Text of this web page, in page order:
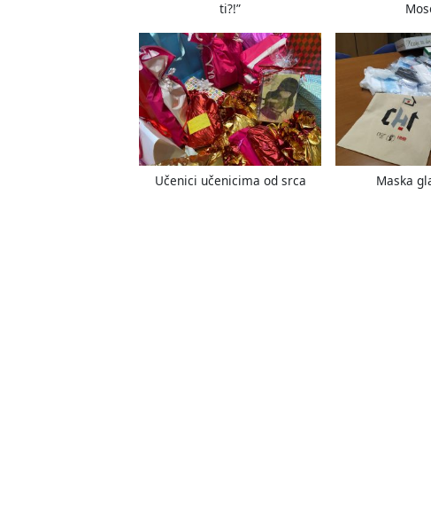
ti?!”
Učenici učenicima od srca Maska